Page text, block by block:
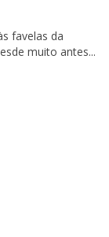
favelas da
muito antes...